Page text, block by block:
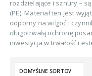
rozdzielające i sznury –
(PE). Materiał ten jest
odporny na wilgoć i
długotrwałą ochronę
inwestycja w trwałość i